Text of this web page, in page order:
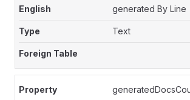
generated By Line
Text